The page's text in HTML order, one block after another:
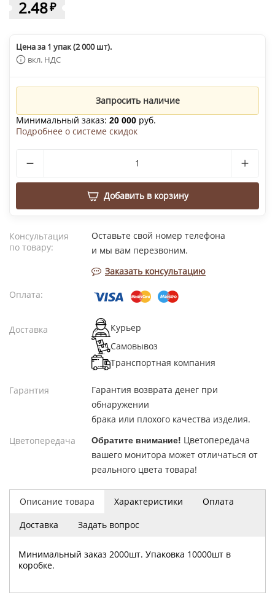
2.48₽
Цена за 1 упак (2 000 шт).
вкл. НДС
Запросить наличие
Минимальный заказ: 20 000 руб.
Подробнее о системе скидок
Добавить в корзину
Описание товара Характеристики
Оплата
Доставка
Задать вопрос
Минимальный заказ 2000шт. Упаковка 10000шт в
коробке.
Консультация
по товару:
Оставьте свой номер телефона
и мы вам перезвоним.
Заказать консультацию
Оплата:
Доставка
Курьер
Самовывоз
Транспортная компания
Гарантия
Гарантия возврата денег при
обнаружении
брака или плохого качества изделия.
Цветопередача
Обратите внимание! Цветопередача
вашего монитора может отличаться от
реального цвета товара!